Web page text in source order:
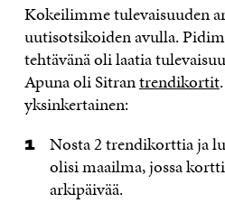
Kokeilimme tulevaisuuden
uutisotsikoiden avulla.
tehtävänä oli laatia
Apuna oli Sitrantrendikortit
yksinkertainen:
Nosta 2 trendikorttia ja
olisi maailma, jossa
arkipäivää.